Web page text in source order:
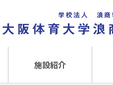
施設紹介